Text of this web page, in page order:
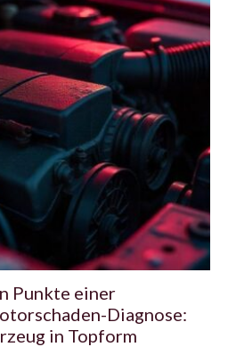
Punkte einer
Diagnose:
in Topform